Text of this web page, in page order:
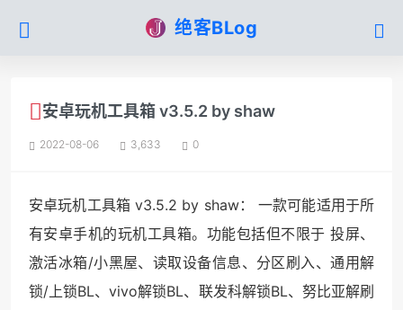
绝客BLog
安卓玩机工具箱 v3.5.2 by shaw
2022-08-06 3,633 0
安卓玩机工具箱 v3.5.2 by shaw： 一款可能适用于所
有安卓手机的玩机工具箱。功能包括但不限于 投屏、
激活冰箱/小黑屋、读取设备信息、分区刷入、通用解
锁/上锁BL、vivo解锁BL、联发科解锁BL、努比亚解刷